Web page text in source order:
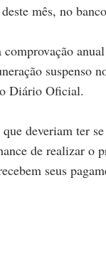
mês, no
suspenso
Diário Oficial.
deveriam ter
de realizar o
seus